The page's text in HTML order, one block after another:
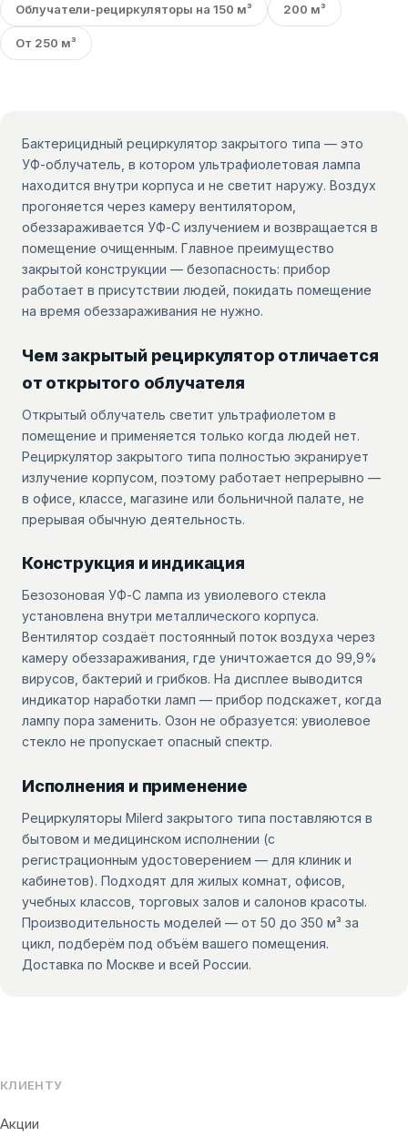
Облучатели-рециркуляторы на 150 м³ 200 м³
От 250 м³
Бактерицидный рециркулятор закрытого типа — это
УФ-облучатель, в котором ультрафиолетовая лампа
находится внутри корпуса и не светит наружу. Воздух
прогоняется через камеру вентилятором,
обеззараживается УФ-С излучением и возвращается в
помещение очищенным. Главное преимущество
закрытой конструкции — безопасность: прибор
работает в присутствии людей, покидать помещение
на время обеззараживания не нужно.
Чем закрытый рециркулятор отличается
от открытого облучателя
Открытый облучатель светит ультрафиолетом в
помещение и применяется только когда людей нет.
Рециркулятор закрытого типа полностью экранирует
излучение корпусом, поэтому работает непрерывно —
в офисе, классе, магазине или больничной палате, не
прерывая обычную деятельность.
Конструкция и индикация
Безозоновая УФ-С лампа из увиолевого стекла
установлена внутри металлического корпуса.
Вентилятор создаёт постоянный поток воздуха через
камеру обеззараживания, где уничтожается до 99,9%
вирусов, бактерий и грибков. На дисплее выводится
индикатор наработки ламп — прибор подскажет, когда
лампу пора заменить. Озон не образуется: увиолевое
стекло не пропускает опасный спектр.
Исполнения и применение
Рециркуляторы Milerd закрытого типа поставляются в
бытовом и медицинском исполнении (с
регистрационным удостоверением — для клиник и
кабинетов). Подходят для жилых комнат, офисов,
учебных классов, торговых залов и салонов красоты.
Производительность моделей — от 50 до 350 м³ за
цикл, подберём под объём вашего помещения.
Доставка по Москве и всей России.
КЛИЕНТУ
Акции